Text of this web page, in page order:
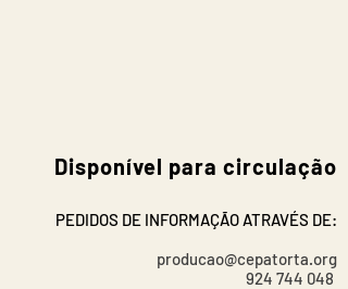
Disponível para circulação
PEDIDOS DE INFORMAÇÃO ATRAVÉS DE:
producao@cepatorta.org
924 744 048